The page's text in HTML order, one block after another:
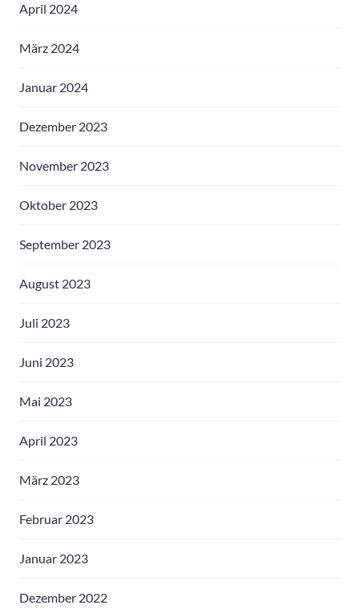
April 2024
März 2024
Januar 2024
Dezember 2023
November 2023
Oktober 2023
September 2023
August 2023
Juli 2023
Juni 2023
Mai 2023
April 2023
März 2023
Februar 2023
Januar 2023
Dezember 2022